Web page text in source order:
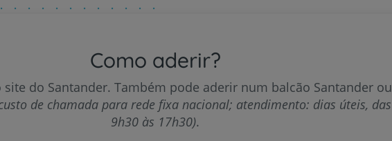
Como aderir?
site do Santander. Também pode aderir num balcão Santander ou
de chamada para rede fixa nacional; atendimento: dias úteis, das
9h30 às 17h30).